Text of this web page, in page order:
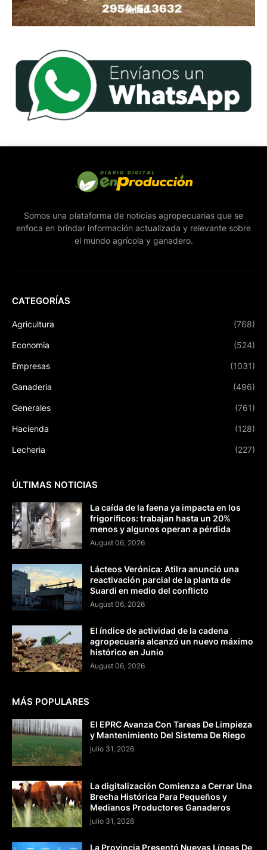
Somos una plataforma de noticias agropecuarias que se
enfoca en brindar información actualizada y relevante sobre
el mundo agrícola y ganadero.
CATEGORÍAS
Agricultura (768)
Economia (524)
Empresas (1031)
Ganaderia (496)
Generales (761)
Hacienda (128)
Lecheria (227)
ÚLTIMAS NOTICIAS
La caída de la faena ya impacta en los
frigoríficos: trabajan hasta un 20%
menos y algunos operan a pérdida
August 06, 2026
Lácteos Verónica: Atilra anunció una
reactivación parcial de la planta de
Suardi en medio del conflicto
August 06, 2026
El índice de actividad de la cadena
agropecuaria alcanzó un nuevo máximo
histórico en Junio
August 06, 2026
MÁS POPULARES
El EPRC Avanza Con Tareas De Limpieza
y Mantenimiento Del Sistema De Riego
julio 31, 2026
La digitalización Comienza a Cerrar Una
Brecha Histórica Para Pequeños y
Medianos Productores Ganaderos
julio 31, 2026
La Provincia Presentó Nuevas Líneas De